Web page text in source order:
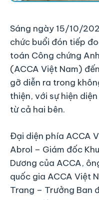
Sáng ngày 15/10/
chức buổi đón tiếp
toán Công chứng
(ACCA Việt Nam)
gỡ diễn ra trong
thiện, với sự hiện
từ cả hai bên.
Đại diện phía ACCA
Abrol – Giám đốc
Dương của ACCA,
quốc gia ACCA Việt
Trang – Trưởng Ban